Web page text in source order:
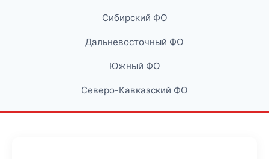
Сибирский ФО
Дальневосточный ФО
Южный ФО
Северо-Кавказский ФО